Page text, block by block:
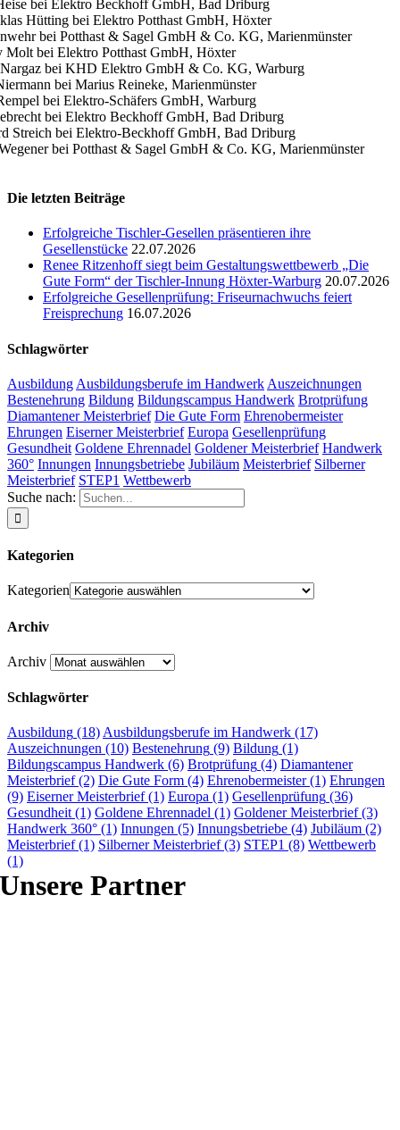
bei Elektro Beckhoff GmbH, Bad Driburg
Hütting bei Elektro Potthast GmbH, Höxter
bei Potthast & Sagel GmbH & Co. KG, Marienmünster
Molt bei Elektro Potthast GmbH, Höxter
bei KHD Elektro GmbH & Co. KG, Warburg
bei Marius Reineke, Marienmünster
bei Elektro-Schäfers GmbH, Warburg
bei Elektro Beckhoff GmbH, Bad Driburg
Streich bei Elektro-Beckhoff GmbH, Bad Driburg
bei Potthast & Sagel GmbH & Co. KG, Marienmünster
Die letzten Beiträge
Erfolgreiche Tischler-Gesellen präsentieren ihre
Gesellenstücke 22.07.2026
Renee Ritzenhoff siegt beim Gestaltungswettbewerb „Die
Gute Form“ der Tischler-Innung Höxter-Warburg 20.07.2026
Erfolgreiche Gesellenprüfung: Friseurnachwuchs feiert
Freisprechung 16.07.2026
Schlagwörter
Ausbildung Ausbildungsberufe im Handwerk Auszeichnungen
Bestenehrung Bildung Bildungscampus Handwerk Brotprüfung
Diamantener Meisterbrief Die Gute Form Ehrenobermeister
Ehrungen Eiserner Meisterbrief Europa Gesellenprüfung
Gesundheit Goldene Ehrennadel Goldener Meisterbrief Handwerk
360° Innungen Innungsbetriebe Jubiläum Meisterbrief Silberner
Meisterbrief STEP1 Wettbewerb
Suche nach:
Kategorien
Kategorien
Archiv
Archiv
Schlagwörter
Ausbildung (18)Ausbildungsberufe im Handwerk (17)
Auszeichnungen (10) Bestenehrung (9) Bildung (1)
Bildungscampus Handwerk (6) Brotprüfung (4) Diamantener
Meisterbrief(2) Die Gute Form (4) Ehrenobermeister(1) Ehrungen
(9) Eiserner Meisterbrief(1) Europa (1) Gesellenprüfung (36)
Gesundheit(1) Goldene Ehrennadel (1) Goldener Meisterbrief(3)
Handwerk 360° (1) Innungen (5) Innungsbetriebe (4) Jubiläum (2)
Meisterbrief(1) Silberner Meisterbrief(3) STEP1 (8) Wettbewerb
(1)
Unsere Partner